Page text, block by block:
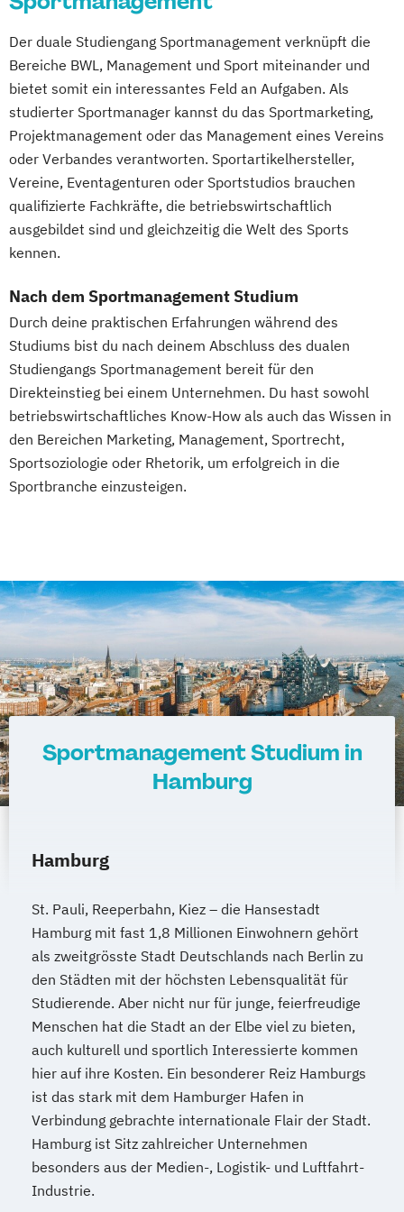
Der duale Studiengang Sportmanagement verknüpft die
Bereiche BWL, Management und Sport miteinander und
bietet somit ein interessantes Feld an Aufgaben. Als
studierter Sportmanager kannst du das Sportmarketing,
Projektmanagement oder das Management eines Vereins
oder Verbandes verantworten. Sportartikelhersteller,
Vereine, Eventagenturen oder Sportstudios brauchen
qualifizierte Fachkräfte, die betriebswirtschaftlich
ausgebildet sind und gleichzeitig die Welt des Sports
kennen.
Nach dem Sportmanagement Studium
Durch deine praktischen Erfahrungen während des
Studiums bist du nach deinem Abschluss des dualen
Studiengangs Sportmanagement bereit für den
Direkteinstieg bei einem Unternehmen. Du hast sowohl
betriebswirtschaftliches Know-How als auch das Wissen in
den Bereichen Marketing, Management, Sportrecht,
Sportsoziologie oder Rhetorik, um erfolgreich in die
Sportbranche einzusteigen.
Sportmanagement Studium in
Hamburg
Hamburg
St. Pauli, Reeperbahn, Kiez – die Hansestadt
Hamburg mit fast 1,8 Millionen Einwohnern gehört
als zweitgrösste Stadt Deutschlands nach Berlin zu
den Städten mit der höchsten Lebensqualität für
Studierende. Aber nicht nur für junge, feierfreudige
Menschen hat die Stadt an der Elbe viel zu bieten,
auch kulturell und sportlich Interessierte kommen
hier auf ihre Kosten. Ein besonderer Reiz Hamburgs
ist das stark mit dem Hamburger Hafen in
Verbindung gebrachte internationale Flair der Stadt.
Hamburg ist Sitz zahlreicher Unternehmen
besonders aus der Medien-, Logistik- und Luftfahrt-
Industrie.